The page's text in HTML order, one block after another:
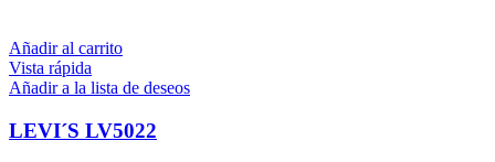
Añadir al carrito
Vista rápida
Añadir a la lista de deseos
LEVI´S LV5022